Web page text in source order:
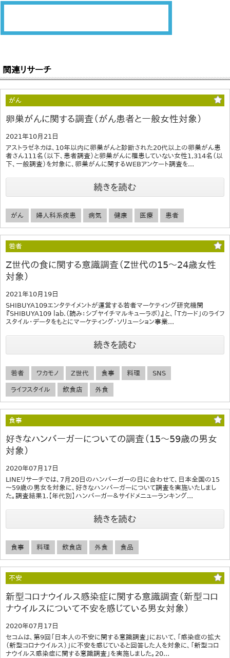
関連リサーチ
がん
卵巣がんに関する調査（がん患者と一般女性対象）
2021年10月21日
アストラゼネカは、10年以内に卵巣がんと診断された20代以上の卵巣がん患
者さん111名（以下、患者調査）と卵巣がんに罹患していない女性1,314名（以
下、一般調査）を対象に、卵巣がんに関するWEBアンケート調査を...
続きを読む
がん 婦人科系疾患 病気 健康 医療 患者
若者
Z世代の食に関する意識調査（Z世代の15～24歳女性
対象）
2021年10月19日
SHIBUYA109エンタテイメントが運営する若者マーケティング研究機関
『SHIBUYA109 lab.（読み：シブヤイチマルキューラボ）』と、「Tカード」のライフ
スタイル・データをもとにマーケティング・ソリューション事業...
続きを読む
若者 ワカモノ Z世代 食事 料理 SNS
ライフスタイル 飲食店 外食
食事
好きなハンバーガーについての調査（15～59歳の男女
対象）
2020年07月17日
LINEリサーチでは、7月20日のハンバーガーの日に合わせて、日本全国の15
～59歳の男女を対象に、好きなハンバーガーについて調査を実施いたしまし
た。調査結果1.【年代別】ハンバーガー＆サイドメニューランキング...
続きを読む
食事 料理 飲食店 外食 食品
不安
新型コロナウイルス感染症に関する意識調査（新型コロ
ナウイルスについて不安を感じている男女対象）
2020年07月17日
セコムは、第9回「日本人の不安に関する意識調査」において、「感染症の拡大
（新型コロナウイルス）」に不安を感じていると回答した人を対象に、「新型コロ
ナウイルス感染症に関する意識調査」を実施しました。20...